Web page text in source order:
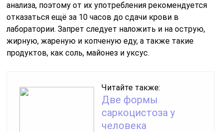
анализа, поэтому от их употребления рекомендуется
отказаться ещё за 10 часов до сдачи крови в
лаборатории. Запрет следует наложить и на острую,
жирную, жареную и копченую еду, а также такие
продуктов, как соль, майонез и уксус.
Читайте также:
Две формы
саркоцистоза у
человека